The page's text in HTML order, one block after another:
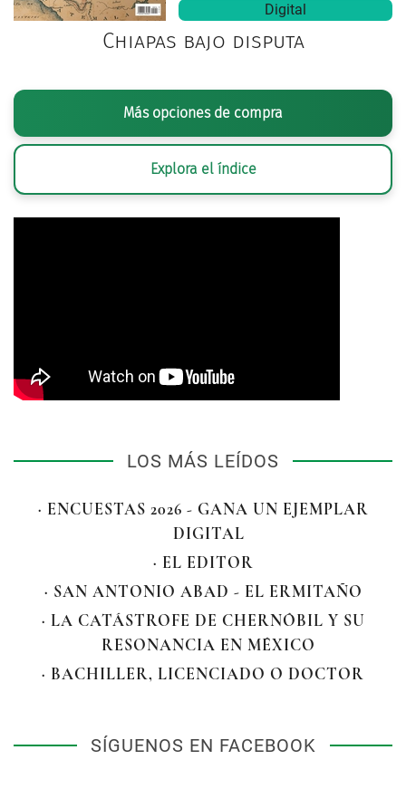
Digital
Chiapas bajo disputa
Más opciones de compra
Explora el índice
LOS MÁS LEÍDOS
· ENCUESTAS 2026 - GANA UN EJEMPLAR
DIGITAL
· EL EDITOR
· SAN ANTONIO ABAD - EL ERMITAÑO
· LA CATÁSTROFE DE CHERNÓBIL Y SU
RESONANCIA EN MÉXICO
· BACHILLER, LICENCIADO O DOCTOR
SÍGUENOS EN FACEBOOK